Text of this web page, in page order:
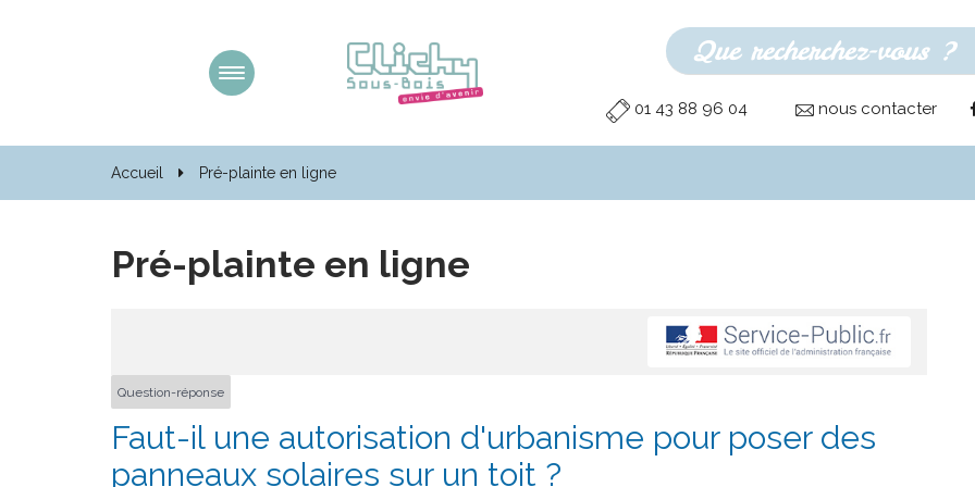
01 43 88 96 04 nous contacter
Aller
navigation
Accueil Pré-plainte en ligne
Pré-plainte en ligne
Question-réponse
Faut-il une autorisation d'urbanisme pour poser des
panneaux solaires sur un toit ?